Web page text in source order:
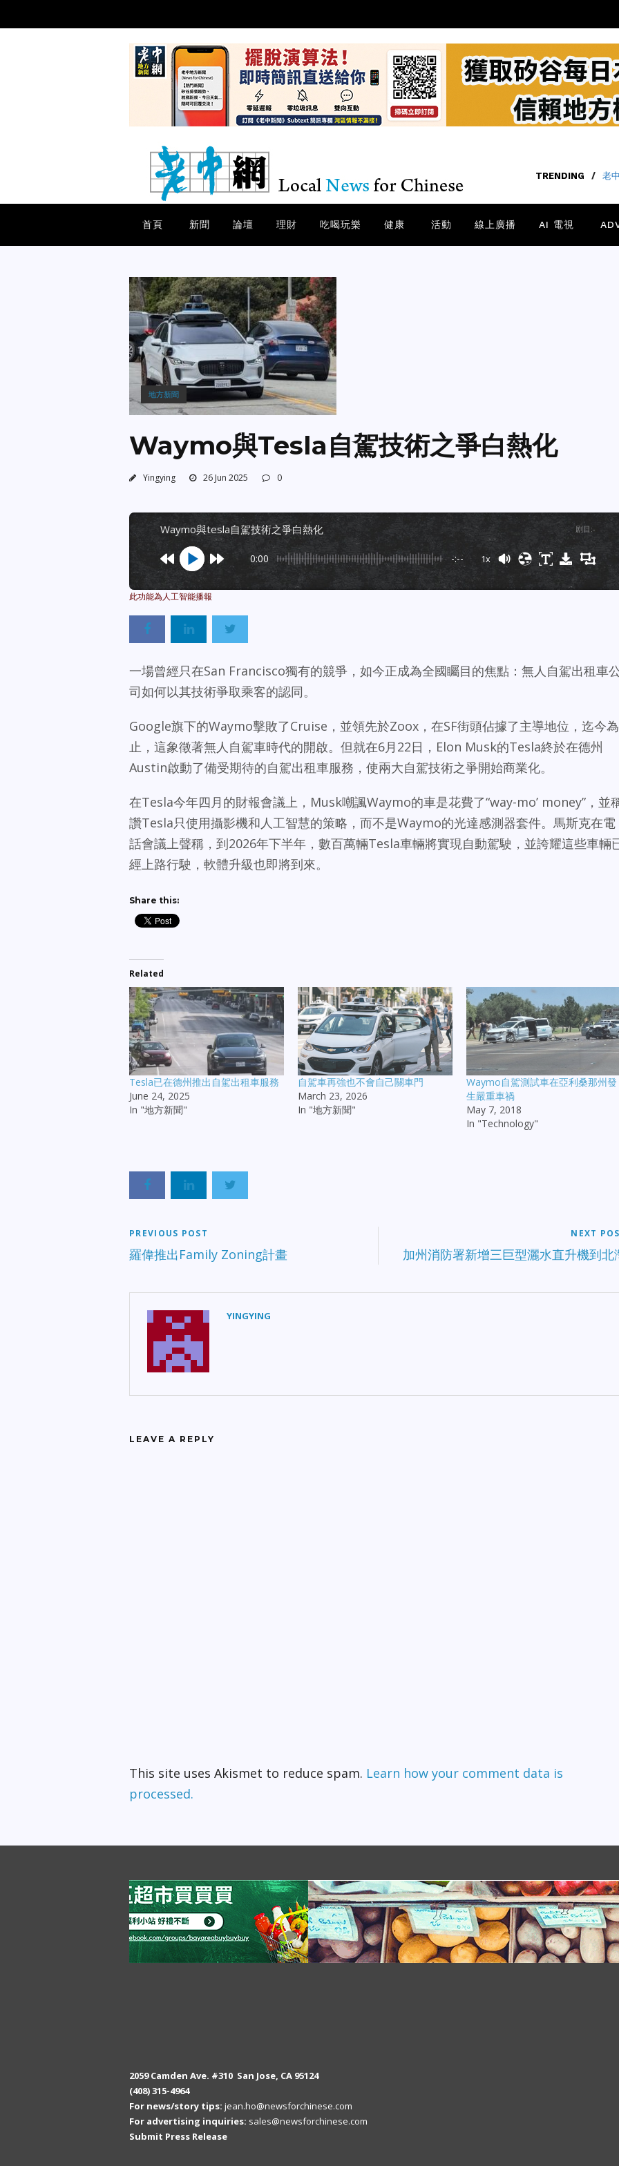
TRENDING / 老
首頁 新聞 論壇 理財 吃喝玩樂 健康 活動 線上廣播 AI 電視
地方新聞
Waymo與Tesla自駕技術之爭白熱化
Yingying 26 Jun 2025 0
waymo與tesla自駕技術之爭白熱化 剧目 :-
0:00 -:-- 1x
Powered By
一場曾經只在San Francisco獨有的競爭，如今正成為全國矚目的焦點：無人自駕出租車
司如何以其技術爭取乘客的認同。
Google旗下的Waymo擊敗了Cruise，並領先於Zoox，在SF街頭佔據了主導地位，迄今為
止，這象徵著無人自駕車時代的開啟。但就在6月22日，Elon Musk的Tesla終於在德州
Austin啟動了備受期待的自駕出租車服務，使兩大自駕技術之爭開始商業化。
在Tesla今年四月的財報會議上，Musk嘲諷Waymo的車是花費了“way-mo’ money”，並
讚Tesla只使用攝影機和人工智慧的策略，而不是Waymo的光達感測器套件。馬斯克在電
話會議上聲稱，到2026年下半年，數百萬輛Tesla車輛將實現自動駕駛，並誇耀這些車輛
經上路行駛，軟體升級也即將到來。
Share this:
Related
Tesla已在德州推出自駕出租車服務
June 24, 2025
In "地方新聞"
自駕車再強也不會自己關車門
March 23, 2026
In "地方新聞"
Waymo自駕測試車在亞利桑那州發
生嚴重車禍
May 7, 2018
In "Technology"
PREVIOUS POST
羅偉推出Family Zoning計畫
NEXT
加州消防署新增三巨型灑水直升機到北
YINGYING
LEAVE A REPLY
This site uses Akismet to reduce spam. Learn how your comment data is
processed.
2059 Camden Ave. #310 San Jose, CA 95124
(408) 315-4964
For news/story tips: jean.ho@newsforchinese.com
For advertising inquiries: sales@newsforchinese.com
Submit Press Release